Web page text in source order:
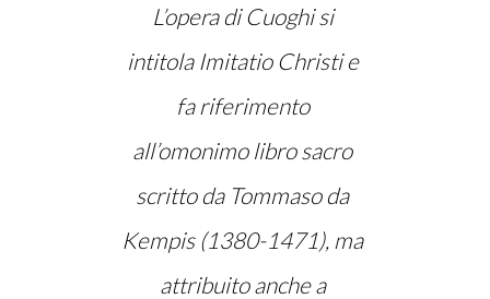
L’opera di Cuoghi si
intitola Imitatio Christi e
fa riferimento
all’omonimo libro sacro
scritto da Tommaso da
Kempis (1380-1471), ma
attribuito anche a